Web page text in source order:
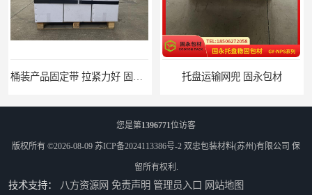
桶装产品固定带 拉紧力好 固永包材 托盘运输网兜 固永包材
您是第1396771位访客
版权所有 ©2026-08-09 苏ICP备2024113386号-2 双忠包装材料(苏州)有限公司 保
留所有权利.
技术支持： 八方资源网 免责声明 管理员入口 网站地图